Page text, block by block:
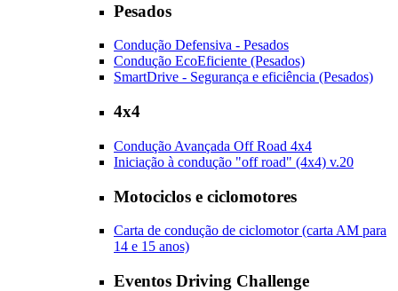
Pesados
Condução Defensiva - Pesados
Condução EcoEficiente (Pesados)
SmartDrive - Segurança e eficiência (Pesados)
4x4
Condução Avançada Off Road 4x4
Iniciação à condução "off road" (4x4) v.20
Motociclos e ciclomotores
Carta de condução de ciclomotor (carta AM para
14 e 15 anos)
Eventos Driving Challenge